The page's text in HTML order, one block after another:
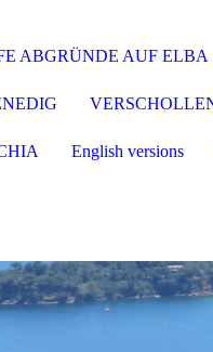
ABGRÜNDE AUF ELBA
English versions